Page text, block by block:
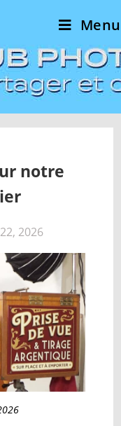
Menu
notre
2026